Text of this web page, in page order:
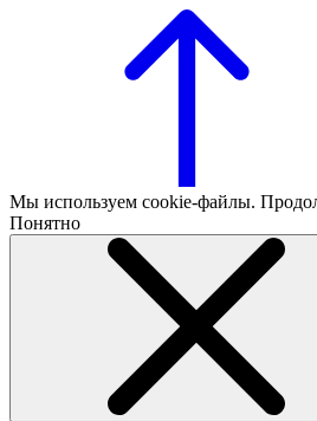
Мы используем cookie-файлы.
Понятно